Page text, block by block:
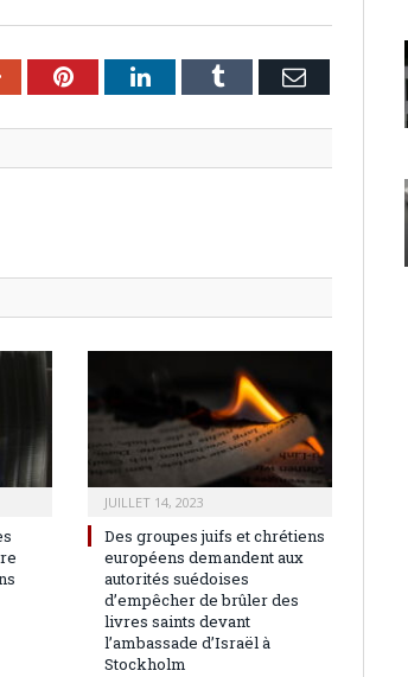
Google+PinterestLinkedInTumblr Email
JUILLET 14, 2023
Des groupes juifs et chrétiens
européens demandent aux
autorités suédoises
d’empêcher de brûler des
livres saints devant
l’ambassade d’Israël à
Stockholm